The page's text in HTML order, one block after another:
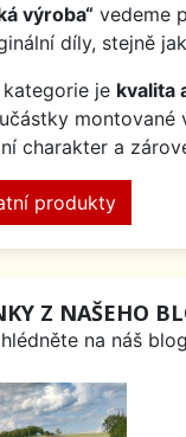
výroba“ vedeme
díly, stejně
je kvalita
montované
charakter a
produkty
Z NAŠEHO
na náš